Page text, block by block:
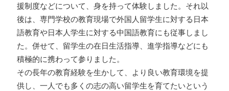
援制度などについて、身を持って体験しました。それ以
後は、専門学校の教育現場で外国人留学生に対する日本
語教育や日本人学生に対する中国語教育にも従事しまし
た。併せて、留学生の在日生活指導、進学指導などにも
積極的に携わって参りました。
その長年の教育経験を生かして、より良い教育環境を提
供し、一人でも多くの志の高い留学生を育てたいという